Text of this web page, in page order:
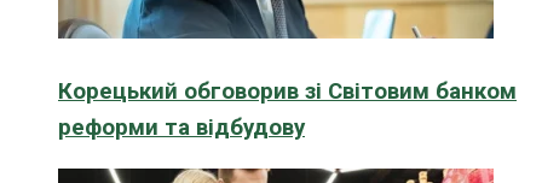
Корецький обговорив зі Світовим банком
реформи та відбудову